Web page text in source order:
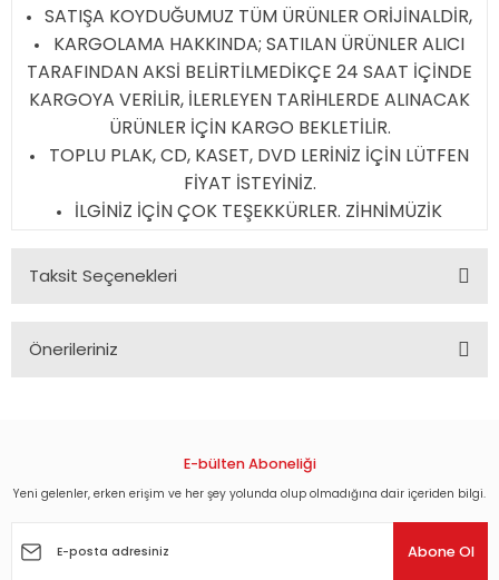
SATIŞA KOYDUĞUMUZ TÜM ÜRÜNLER ORİJİNALDİR,
KARGOLAMA HAKKINDA; SATILAN ÜRÜNLER ALICI
TARAFINDAN AKSİ BELİRTİLMEDİKÇE 24 SAAT İÇİNDE
KARGOYA VERİLİR, İLERLEYEN TARİHLERDE ALINACAK
ÜRÜNLER İÇİN KARGO BEKLETİLİR.
TOPLU PLAK, CD, KASET, DVD LERİNİZ İÇİN LÜTFEN
FİYAT İSTEYİNİZ.
İLGİNİZ İÇİN ÇOK TEŞEKKÜRLER. ZİHNİMÜZİK
Taksit Seçenekleri
Önerileriniz
Görüş ve önerileriniz için teşekkür ederiz.
Ürün açıklamasında eksik bilgiler bulunuyor.
E-bülten Aboneliği
Yeni gelenler, erken erişim ve her şey yolunda olup olmadığına dair içeriden bilgi.
Abone Ol